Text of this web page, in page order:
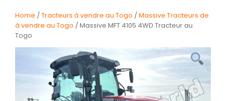
Home / Tracteurs à vendre au Togo / Massive Tracteurs de
à vendre au Togo / Massive MFT 4105 4WD Tracteur au
Togo